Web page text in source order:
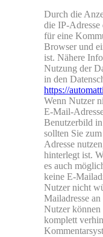
Durch die
die IP-
für eine
Browser und
ist. Nähere
Nutzung der
in den
https://
Wenn Nutzer
E-Mail-
Benutzerbild
sollten Sie
Adresse
hinterlegt ist.
es auch
keine E-
Nutzer nicht
Mailadresse
Nutzer können
komplett